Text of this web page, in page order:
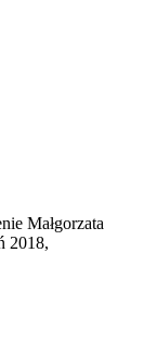
Małgorzata
2018,